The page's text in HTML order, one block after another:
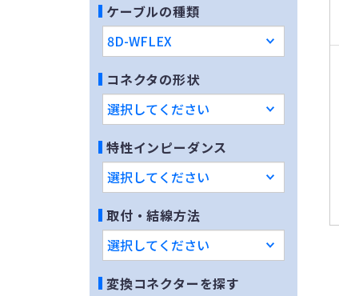
ケーブルの種類
コネクタの形状
特性インピーダンス
取付・結線方法
変換コネクターを探す